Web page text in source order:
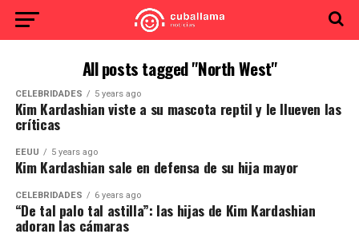
All posts tagged "North West"
CELEBRIDADES 5 years ago
Kim Kardashian viste a su mascota reptil y le llueven las
críticas
EEUU 5 years ago
Kim Kardashian sale en defensa de su hija mayor
CELEBRIDADES 6 years ago
“De tal palo tal astilla”: las hijas de Kim Kardashian
adoran las cámaras